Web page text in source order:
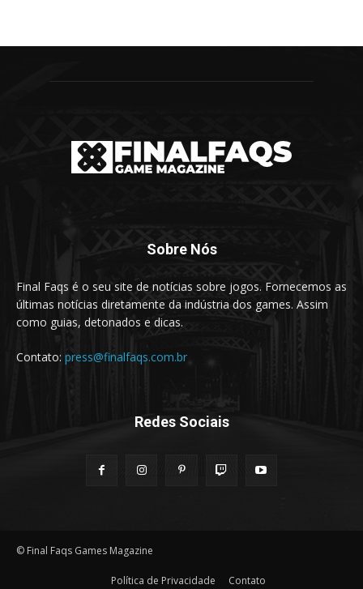
Sobre Nós
Final Faqs é o seu site de notícias sobre jogos. Fornecemos as
últimas notícias diretamente da indústria dos games. Assim
como guias, detonados e dicas.
Contato: press@finalfaqs.com.br
Redes Sociais
© Final Faqs Games Magazine
Política de Privacidade Contato